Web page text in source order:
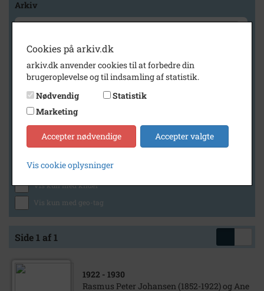
Arkiv
Geografi
Generelt
Vis kun med billeder
Vis kun med lydklip
Vis kun med kilder
Vis kun med geo-tag
Side 1 af 1
1922 - 1930
Rasmus Peter Johansen (1852-1922) og Ane
Cookies på arkiv.dk
arkiv.dk anvender cookies til at forbedre din
brugeroplevelse og til indsamling af statistik.
Nødvendig
Statistik
Marketing
Accepter nødvendige Accepter valgte
Vis cookie oplysninger